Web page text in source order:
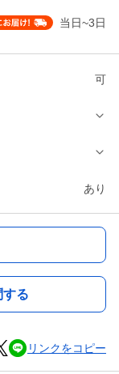
当日~3日
可
あり
る
リンクをコピー